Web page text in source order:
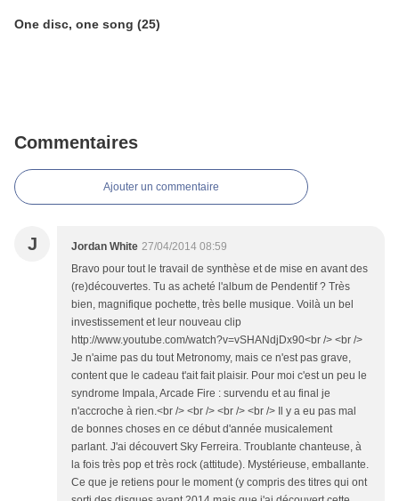
One disc, one song (25)
Commentaires
Ajouter un commentaire
J Jordan White 27/04/2014 08:59
Bravo pour tout le travail de synthèse et de mise en avant des
(re)découvertes. Tu as acheté l'album de Pendentif ? Très
bien, magnifique pochette, très belle musique. Voilà un bel
investissement et leur nouveau clip
http://www.youtube.com/watch?v=vSHANdjDx90<br /> <br />
Je n'aime pas du tout Metronomy, mais ce n'est pas grave,
content que le cadeau t'ait fait plaisir. Pour moi c'est un peu le
syndrome Impala, Arcade Fire : survendu et au final je
n'accroche à rien.<br /> <br /> <br /> <br /> Il y a eu pas mal
de bonnes choses en ce début d'année musicalement
parlant. J'ai découvert Sky Ferreira. Troublante chanteuse, à
la fois très pop et très rock (attitude). Mystérieuse, emballante.
Ce que je retiens pour le moment (y compris des titres qui ont